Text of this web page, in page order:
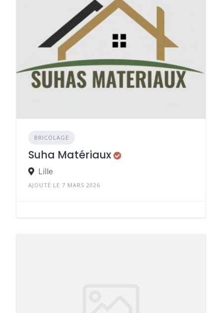
BRICOLAGE
Suha Matériaux
Lille
AJOUTÉ LE 7 MARS 2026